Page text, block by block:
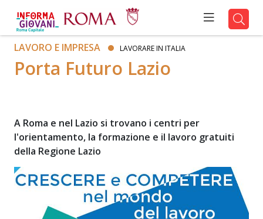
LAVORO E IMPRESA LAVORARE IN ITALIA
Porta Futuro Lazio
A Roma e nel Lazio si trovano i centri per
l'orientamento, la formazione e il lavoro gratuiti
della Regione Lazio